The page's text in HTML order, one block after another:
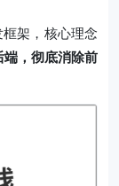
架，核心理念
，彻底消除前